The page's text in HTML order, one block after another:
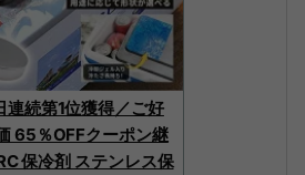
連続第1位獲得／ご好
65％OFFクーポン継
保冷剤 ステンレス保